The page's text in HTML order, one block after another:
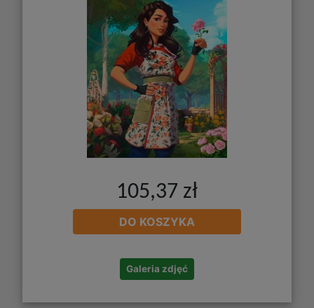
105,37 zł
DO KOSZYKA
Galeria zdjęć